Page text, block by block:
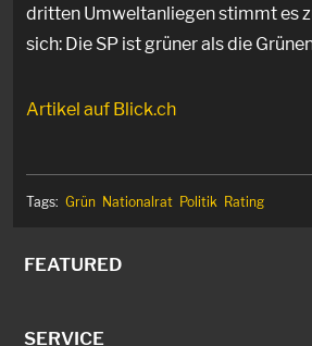
dritten Umweltanliegen stimmt es
sich: Die SP ist grüner als die
Artikel auf Blick.ch
Tags: Grün Nationalrat Politik Rating
FEATURED
SERVICE